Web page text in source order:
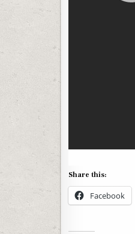
Share this:
Facebook